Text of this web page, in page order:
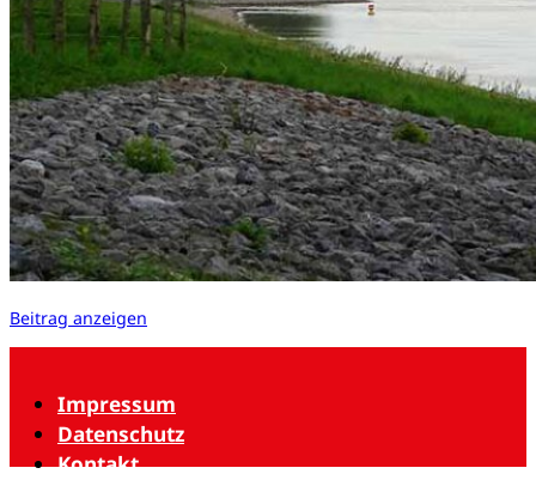
Beitrag anzeigen
Impressum
Datenschutz
Kontakt